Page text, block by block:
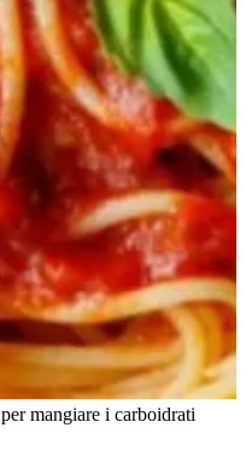
mangiare i carboidrati